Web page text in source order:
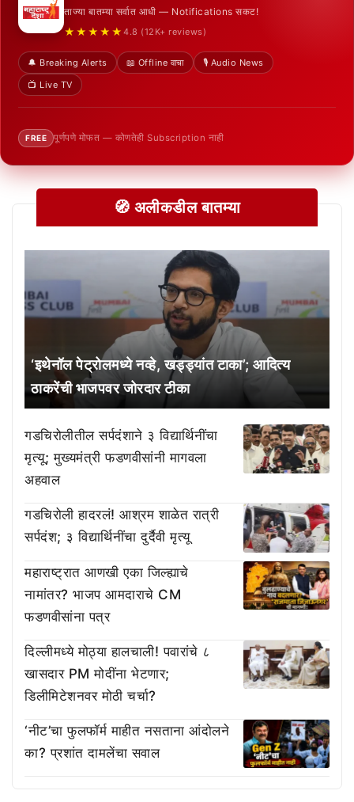
ताज्या बातम्या सर्वात आधी — Notifications सकट!
★★★★★ 4.8 (12K+ reviews)
🔔 Breaking Alerts 📖 Offline वाचा
🎙️ Audio News
📺 Live TV
FREE पूर्णपणे मोफत — कोणतेही Subscription नाही
🧭 अलीकडील बातम्या
‘इथेनॉल पेट्रोलमध्ये नव्हे, खड्ड्यांत टाका’; आदित्य
ठाकरेंची भाजपवर जोरदार टीका
गडचिरोलीतील सर्पदंशाने ३ विद्यार्थिनींचा
मृत्यू; मुख्यमंत्री फडणवीसांनी मागवला
अहवाल
गडचिरोली हादरलं! आश्रम शाळेत रात्री
सर्पदंश; ३ विद्यार्थिनींचा दुर्दैवी मृत्यू
महाराष्ट्रात आणखी एका जिल्ह्याचे
नामांतर? भाजप आमदाराचे CM
फडणवीसांना पत्र
दिल्लीमध्ये मोठ्या हालचाली! पवारांचे ८
खासदार PM मोदींना भेटणार;
डिलीमिटेशनवर मोठी चर्चा?
‘नीट’चा फुलफॉर्म माहीत नसताना आंदोलने
का? प्रशांत दामलेंचा सवाल